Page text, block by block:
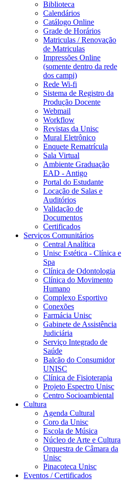
Biblioteca
Calendários
Catálogo Online
Grade de Horários
Matriculas / Renovação
de Matriculas
Impressões Online
(somente dentro da rede
dos campi)
Rede Wi-fi
Sistema de Registro da
Produção Docente
Webmail
Workflow
Revistas da Unisc
Mural Eletrônico
Enquete Rematrícula
Sala Virtual
Ambiente Graduação
EAD - Antigo
Portal do Estudante
Locação de Salas e
Auditórios
Validação de
Documentos
Certificados
Serviços Comunitários
Central Analítica
Unisc Estética - Clínica e
Spa
Clínica de Odontologia
Clínica do Movimento
Humano
Complexo Esportivo
Conexões
Farmácia Unisc
Gabinete de Assistência
Judiciária
Serviço Integrado de
Saúde
Balcão do Consumidor
UNISC
Clínica de Fisioterapia
Projeto Espectro Unisc
Centro Socioambiental
Cultura
Agenda Cultural
Coro da Unisc
Escola de Música
Núcleo de Arte e Cultura
Orquestra de Câmara da
Unisc
Pinacoteca Unisc
Eventos / Certificados